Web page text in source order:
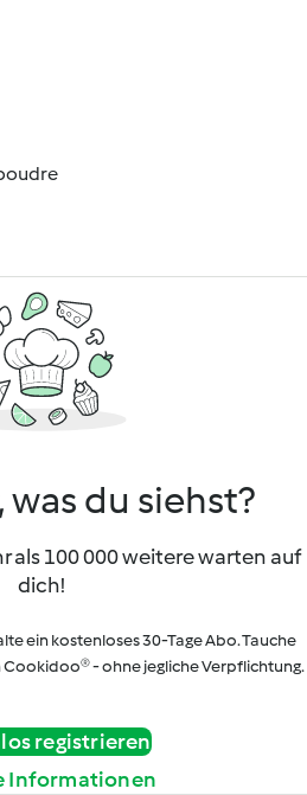
du siehst?
als 100 000 weitere warten auf
dich!
ein kostenloses 30-Tage Abo. Tauche
Cookidoo® - ohne jegliche Verpflichtung.
registrieren
Informationen